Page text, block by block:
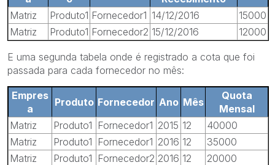
Matriz
Produto1 Fornecedor1 14/12/2016
15000
Matriz
Produto1 Fornecedor2 15/12/2016 12000
E uma segunda tabela onde é registrado a cota que foi
passada para cada fornecedor no mês:
Empres
a
Produto Fornecedor Ano Mês
Quota
Mensal
Matriz
Produto1 Fornecedor1 2015 12
40000
Matriz
Produto1 Fornecedor1 2016 12
35000
Matriz
Produto1 Fornecedor2 2016 12
20000